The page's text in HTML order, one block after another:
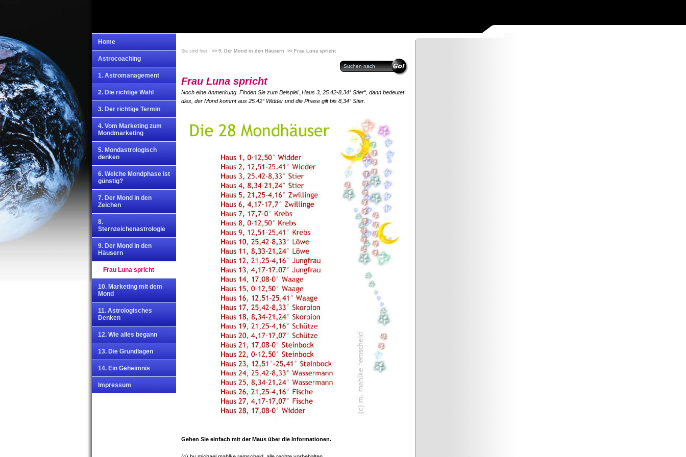
Home
Astrocoaching
1. Astromanagement
2. Die richtige Wahl
3. Der richtige Termin
4. Vom Marketing zum
Mondmarketing
5. Mondastrologisch
denken
6. Welche Mondphase ist
günstig?
7. Der Mond in den
Zeichen
8.
Sternzeichenastrologie
9. Der Mond in den
Häusern
Frau Luna spricht
10. Marketing mit dem
Mond
11. Astrologisches
Denken
12. Wie alles begann
13. Die Grundlagen
14. Ein Geheimnis
Impressum
Sie sind hier: >> 9. Der Mond in den Häusern >> Frau Luna spricht
Frau Luna spricht
Noch eine Anmerkung. Finden Sie zum Beispiel „Haus 3, 25.42-8,34° Stier“, dann bedeutet
dies, der Mond kommt aus 25.42° Widder und die Phase gilt bis 8,34° Stier.
Gehen Sie einfach mit der Maus über die Informationen.